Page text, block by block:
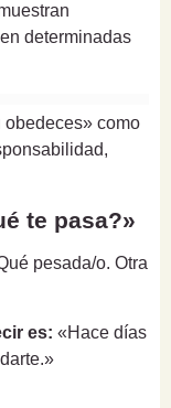
determinadas
obedeces» como
te pasa?»
pesada/o. Otra
es: «Hace días